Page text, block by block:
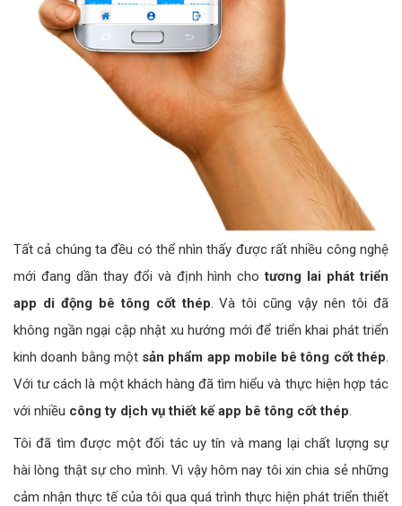
Tất cả chúng ta đều có thể nhìn thấy được rất nhiều công nghệ
mới đang dần thay đổi và định hình chotương lai phát triển
app di động bê tông cốt thép . Và tôi cũng vậy nên tôi đã
không ngần ngại cập nhật xu hướng mới để triển khai phát triển
kinh doanh bằng một sản phẩm app mobile bê tông cốt thép
Với tư cách là một khách hàng đã tìm hiểu và thực hiện hợp tác
với nhiều công ty dịch vụ thiết kế app bê tông cốt thép
Tôi đã tìm được một đối tác uy tín và mang lại chất lượng sự
hài lòng thật sự cho mình. Vì vậy hôm nay tôi xin chia sẻ những
cảm nhận thực tế của tôi qua quá trình thực hiện phát triển thiết